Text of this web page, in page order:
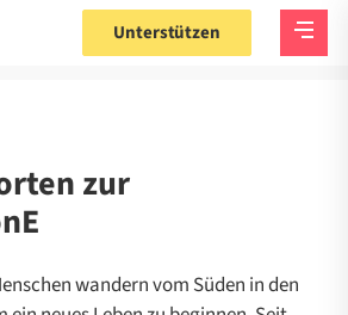
Unterstützen
zur
wandern vom Süden in den